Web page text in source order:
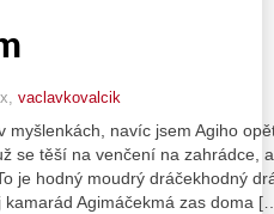
vaclavkovalcik
myšlenkách, navíc jsem Agiho
se těší na venčení na zahrádce,
je hodný moudrý dráčekhodný
Agimáčekmá zas doma